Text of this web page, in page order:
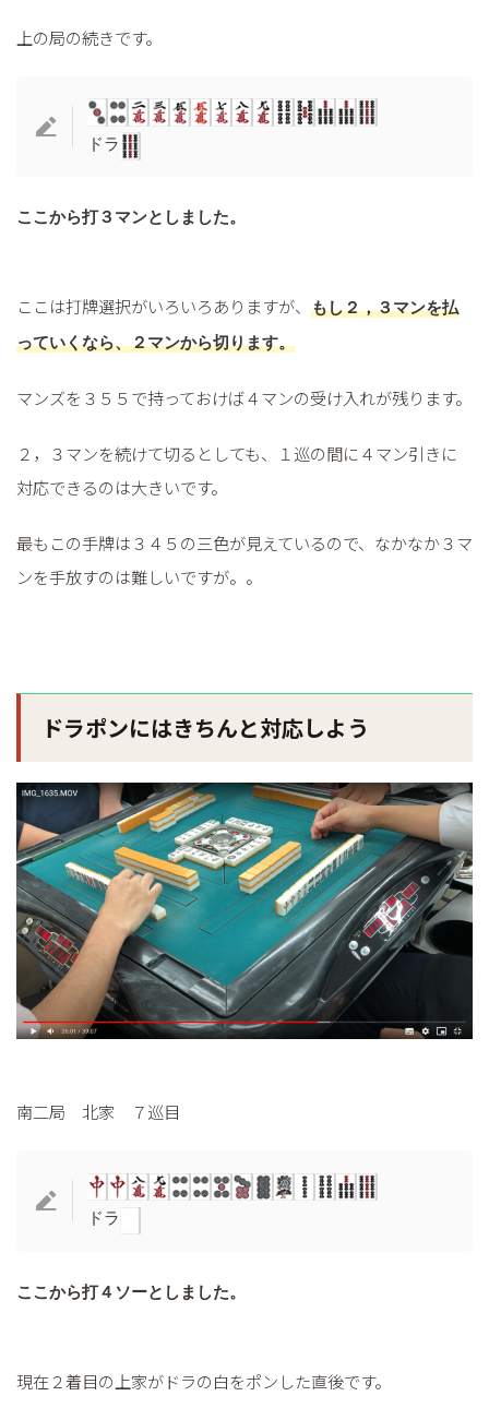
上の局の続きです。
ドラ
ここから打３マンとしました。
ここは打牌選択がいろいろありますが、 もし２，３マンを払
っていくなら、２マンから切ります。
マンズを３５５で持っておけば４マンの受け入れが残ります。
２，３マンを続けて切るとしても、１巡の間に４マン引きに
対応できるのは大きいです。
最もこの手牌は３４５の三色が見えているので、なかなか３マ
ンを手放すのは難しいですが。。
ドラポンにはきちんと対応しよう
南二局 北家 ７巡目
ドラ
ここから打４ソーとしました。
現在２着目の上家がドラの白をポンした直後です。